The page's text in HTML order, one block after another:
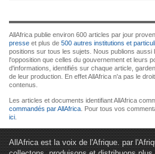
AllAfrica publie environ 600 articles par jour
presse et plus de 500 autres institutions et
positions sur tous les sujets. Nous publions aussi
l'opposition que celles du gouvernement et leurs
d'informations, identifiés sur chaque article,
de leur production. En effet AllAfrica n'a pas le
contenus.
Les articles et documents identifiant AllAfrica
commandés par AllAfrica . Pour tous vos
ici
AllAfrica est la voix de l'Afrique. par